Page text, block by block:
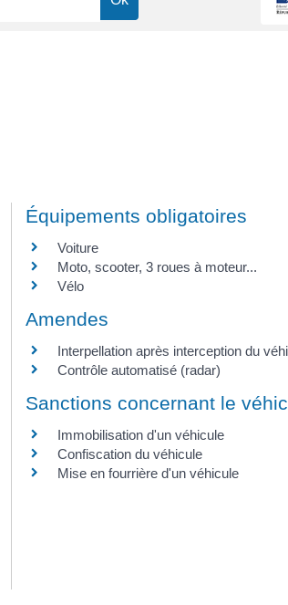
Équipements obligatoires
Voiture
Moto, scooter, 3 roues à moteur...
Vélo
Amendes
Interpellation après interception du
Contrôle automatisé (radar)
Sanctions concernant le
Immobilisation d'un véhicule
Confiscation du véhicule
Mise en fourrière d'un véhicule